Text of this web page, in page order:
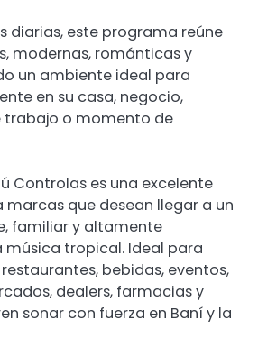
diarias, este programa reúne
modernas, románticas y
un ambiente ideal para
en su casa, negocio,
trabajo o momento de
Controlas es una excelente
que desean llegar a un
familiar y altamente
tropical. Ideal para
bebidas, eventos,
dealers, farmacias y
sonar con fuerza en Baní y la